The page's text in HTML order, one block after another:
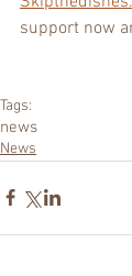
support now
Tags:
news
News